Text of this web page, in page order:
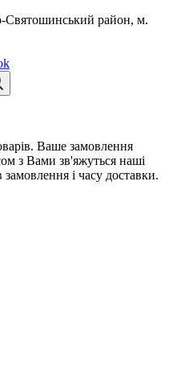
Святошинський район, м.
Ваше замовлення
з Вами зв'яжуться наші
і часу доставки.